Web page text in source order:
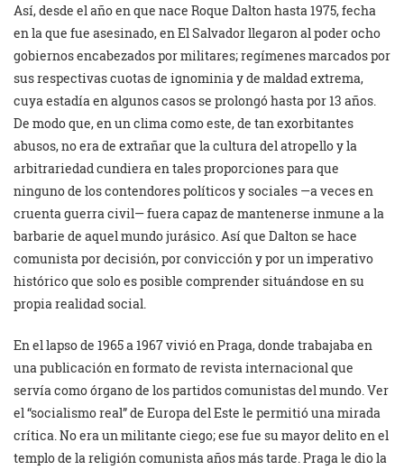
Así, desde el año en que nace Roque Dalton hasta 1975, fecha
en la que fue asesinado, en El Salvador llegaron al poder ocho
gobiernos encabezados por militares; regímenes marcados por
sus respectivas cuotas de ignominia y de maldad extrema,
cuya estadía en algunos casos se prolongó hasta por 13 años.
De modo que, en un clima como este, de tan exorbitantes
abusos, no era de extrañar que la cultura del atropello y la
arbitrariedad cundiera en tales proporciones para que
ninguno de los contendores políticos y sociales —a veces en
cruenta guerra civil— fuera capaz de mantenerse inmune a la
barbarie de aquel mundo jurásico. Así que Dalton se hace
comunista por decisión, por convicción y por un imperativo
histórico que solo es posible comprender situándose en su
propia realidad social.
En el lapso de 1965 a 1967 vivió en Praga, donde trabajaba en
una publicación en formato de revista internacional que
servía como órgano de los partidos comunistas del mundo. Ver
el “socialismo real” de Europa del Este le permitió una mirada
crítica. No era un militante ciego; ese fue su mayor delito en el
templo de la religión comunista años más tarde. Praga le dio la